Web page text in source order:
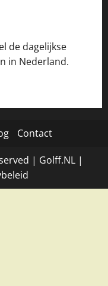
de dagelijkse
in Nederland.
Contact
| Golff.NL|